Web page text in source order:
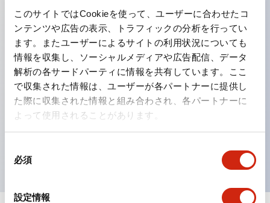
このサイトではCookieを使って、ユーザーに合わせたコ
ンテンツや広告の表示、トラフィックの分析を行ってい
ます。またユーザーによるサイトの利用状況についても
情報を収集し、ソーシャルメディアや広告配信、データ
解析の各サードパーティに情報を共有しています。ここ
で収集された情報は、ユーザーが各パートナーに提供し
た際に収集された情報と組み合わされ、各パートナーに
よって使用されることがあります。
必須
設定情報
主な特長
工作機械や産業機械を上下左右に頻繁に方向転換させると
きに、迅速・確実かつ自由自在にコントロールすることが
できます。
各方向のレバー動作は用途に合わせて組み合わせ自由
操作レバーをセンタ位置でロックできるインタロック付